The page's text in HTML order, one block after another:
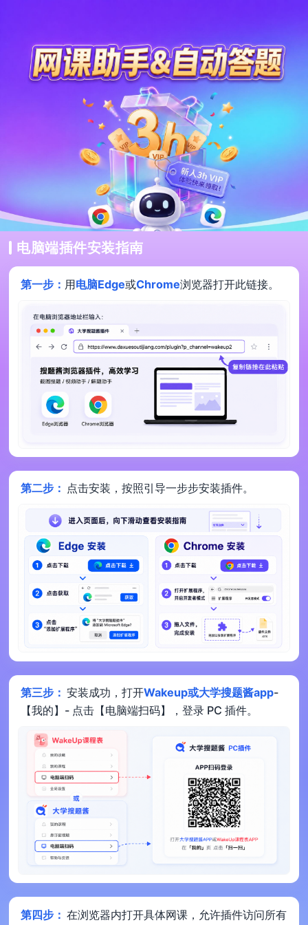
电脑端插件安装指南
第一步： 用电脑Edge或Chrome浏览器打开此链接。
第二步： 点击安装，按照引导一步步安装插件。
第三步： 安装成功，打开Wakeup或大学搜题酱app-
【我的】- 点击【电脑端扫码】，登录 PC 插件。
第四步： 在浏览器内打开具体网课，允许插件访问所有